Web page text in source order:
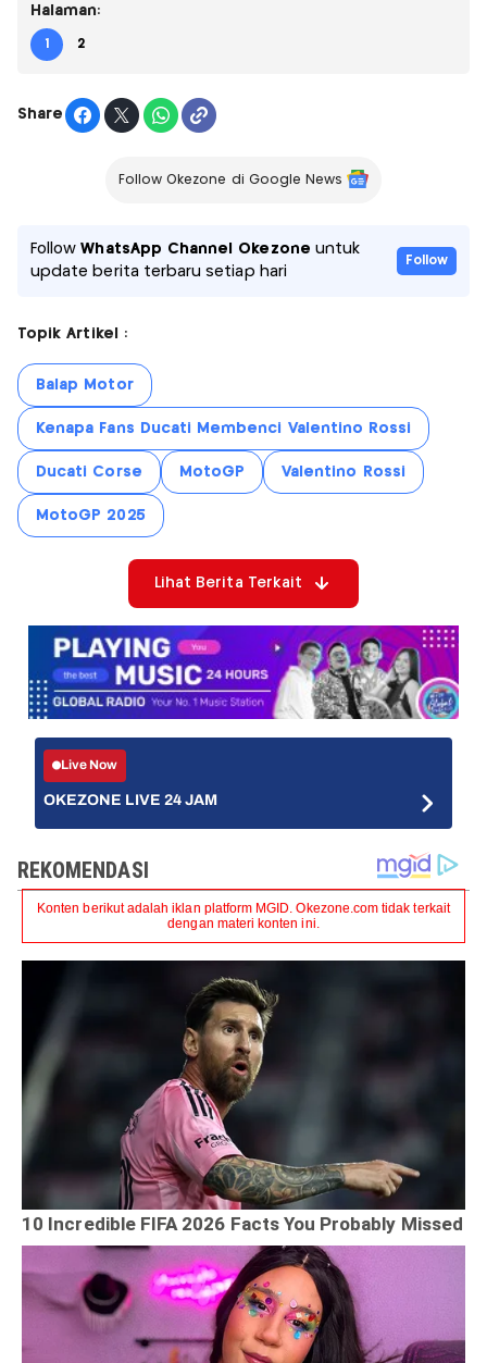
Halaman:
1 2
Share
Follow Okezone di Google News
FollowWhatsApp Channel Okezone untuk
update berita terbaru setiap hari
Follow
Topik Artikel :
Balap Motor
Kenapa Fans Ducati Membenci Valentino Rossi
Ducati Corse MotoGP Valentino Rossi
MotoGP 2025
Lihat Berita Terkait
Live Now
OKEZONE LIVE 24 JAM